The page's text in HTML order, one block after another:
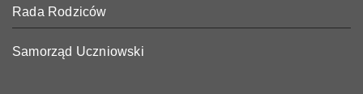
Rada Rodziców
Samorząd Uczniowski